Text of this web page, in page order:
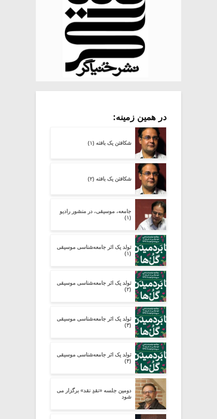
در همین زمینه:
شکافتن یک بافته (۱)
شکافتن یک بافته (۲)
جامعه، موسیقی، در منشور رادیو
(۱)
تولد یک اثر جامعه‌شناسی موسیقی
(۱)
تولد یک اثر جامعه‌شناسی موسیقی
(۲)
تولد یک اثر جامعه‌شناسی موسیقی
(۳)
تولد یک اثر جامعه‌شناسی موسیقی
(۴)
دومین جلسه «نقدِ نقد» برگزار می
شود